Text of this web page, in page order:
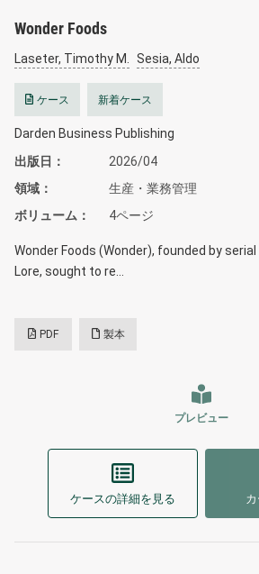
Wonder Foods
Laseter, Timothy M. Sesia, Aldo
ケース 新着ケース
Darden Business Publishing
出版日
2026/04
領域
生産・業務管理
ボリューム
4ページ
Wonder Foods (Wonder), founded by
Lore, sought to re…
PDF 製本
プレビュー
ケースの詳細を見る